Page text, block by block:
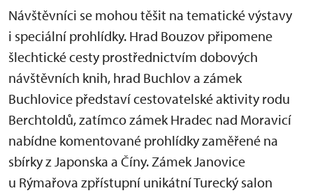
Návštěvníci se mohou těšit na tematické výstavy
i speciální prohlídky. Hrad Bouzov připomene
šlechtické cesty prostřednictvím dobových
návštěvních knih, hrad Buchlov a zámek
Buchlovice představí cestovatelské aktivity rodu
Berchtoldů, zatímco zámek Hradec nad Moravicí
nabídne komentované prohlídky zaměřené na
sbírky z Japonska a Číny. Zámek Janovice
u Rýmařova zpřístupní unikátní Turecký salon